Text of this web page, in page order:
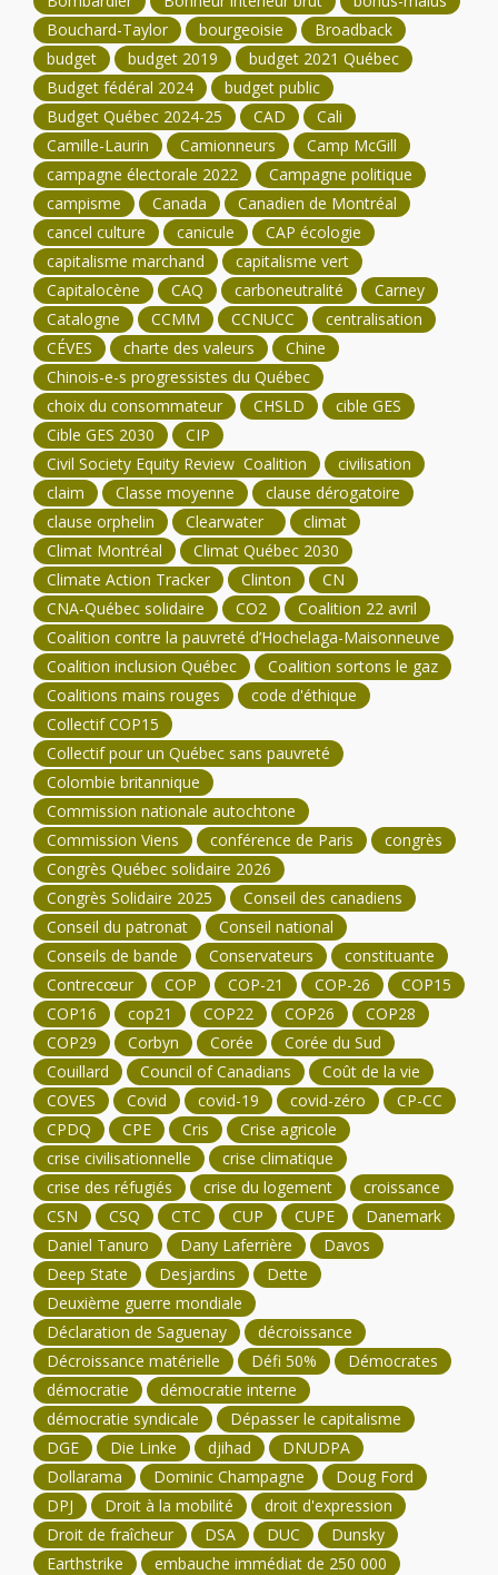
Bouchard-Taylor
bourgeoisie
Broadback
budget
budget 2019
budget 2021 Québec
Budget fédéral 2024
budget public
Budget Québec 2024-25
CAD
Cali
Camille-Laurin
Camionneurs
Camp McGill
campagne électorale 2022
Campagne politique
campisme
Canada
Canadien de Montréal
cancel culture
canicule
CAP écologie
capitalisme marchand
capitalisme vert
Capitalocène
CAQ carboneutralité
Carney
Catalogne
CCMM CCNUCC
centralisation
CÉVES
charte des valeurs
Chine
Chinois-e-s progressistes du Québec
choix du consommateur
CHSLD
cible GES
Cible GES 2030
CIP
Civil Society Equity Review Coalition
civilisation
claim
Classe moyenne
clause dérogatoire
clause orphelin
Clearwater
climat
Climat Montréal
Climat Québec 2030
Climate Action Tracker
Clinton
CN
CNA-Québec solidaire
CO2
Coalition 22 avril
Coalition contre la pauvreté d’Hochelaga-Maisonneuve
Coalition inclusion Québec
Coalition sortons le gaz
Coalitions mains rouges
code d'éthique
Collectif COP15
Collectif pour un Québec sans pauvreté
Colombie britannique
Commission nationale autochtone
Commission Viens
conférence de Paris
congrès
Congrès Québec solidaire 2026
Congrès Solidaire 2025
Conseil des canadiens
Conseil du patronat
Conseil national
Conseils de bande
Conservateurs
constituante
Contrecœur
COP COP-21 COP-26
COP15
COP16
cop21 COP22 COP26
COP28
COP29
Corbyn Corée
Corée du Sud
Couillard
Council of Canadians
Coût de la vie
COVES
Covid covid-19 covid-zéro
CP-CC
CPDQ
CPE Cris
Crise agricole
crise civilisationnelle
crise climatique
crise des réfugiés
crise du logement
croissance
CSN
CSQ CTC CUP CUPE
Danemark
Daniel Tanuro
Dany Laferrière
Davos
Deep State
Desjardins
Dette
Deuxième guerre mondiale
Déclaration de Saguenay
décroissance
Décroissance matérielle
Défi 50%
Démocrates
démocratie
démocratie interne
démocratie syndicale
Dépasser le capitalisme
DGE
Die Linke djihad
DNUDPA
Dollarama
Dominic Champagne
Doug Ford
DPJ
Droit à la mobilité
droit d'expression
Droit de fraîcheur
DSA DUC
Dunsky
Earthstrike
embauche immédiat de 250 000